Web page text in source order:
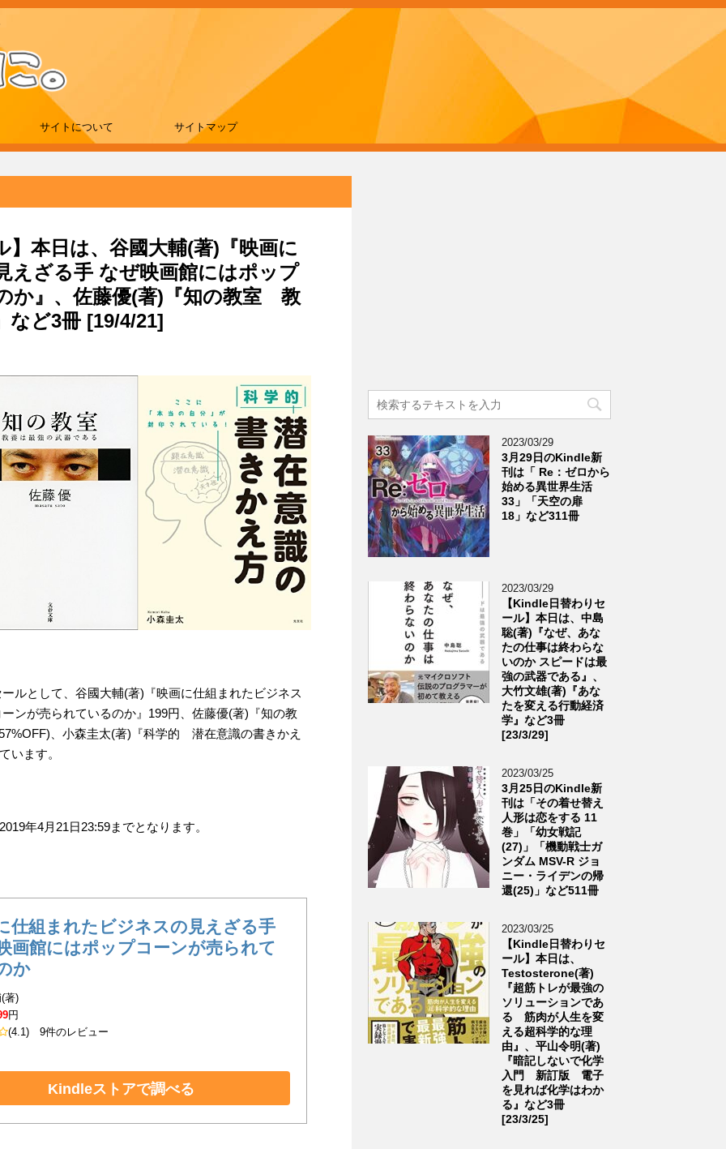
サイトについて サイトマップ
】本日は、谷國大輔(著)『映画に
えざる手 なぜ映画館にはポップ
か』、佐藤優(著)『知の教室 教
など3冊 [19/4/21]
ルとして、谷國大輔(著)『映画に仕組まれたビジネス
ンが売られているのか』199円、佐藤優(著)『知の教
、小森圭太(著)『科学的 潜在意識の書きかえ
います。
年4月21日23:59までとなります。
仕組まれたビジネスの見えざる手
画館にはポップコーンが売られて
か
著)
円
(4.1)9件のレビュー
Kindleストアで調べる
2023/03/29
3月29日のKindle新
刊は「 Re：ゼロから
始める異世界生活
33」「天空の扉
18」など311冊
2023/03/29
【Kindle日替わりセ
ール】本日は、中島
聡(著)『なぜ、あな
たの仕事は終わらな
いのか スピードは最
強の武器である』、
大竹文雄(著)『あな
たを変える行動経済
学』など3冊
[23/3/29]
2023/03/25
3月25日のKindle新
刊は「その着せ替え
人形は恋をする 11
巻」「幼女戦記
(27)」「機動戦士ガ
ンダム MSV-R ジョ
ニー・ライデンの帰
還(25)」など511冊
2023/03/25
【Kindle日替わりセ
ール】本日は、
Testosterone(著)
『超筋トレが最強の
ソリューションであ
る 筋肉が人生を変
える超科学的な理
由』、平山令明(著)
『暗記しないで化学
入門 新訂版 電子
を見れば化学はわか
る』など3冊
[23/3/25]